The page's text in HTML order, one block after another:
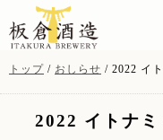
このページの本文へ
現
トップ / おしらせ / 2022 イ
2022 イトナミ